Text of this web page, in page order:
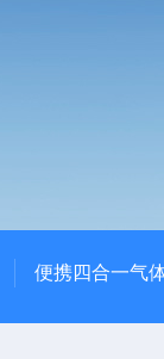
便携四合一气